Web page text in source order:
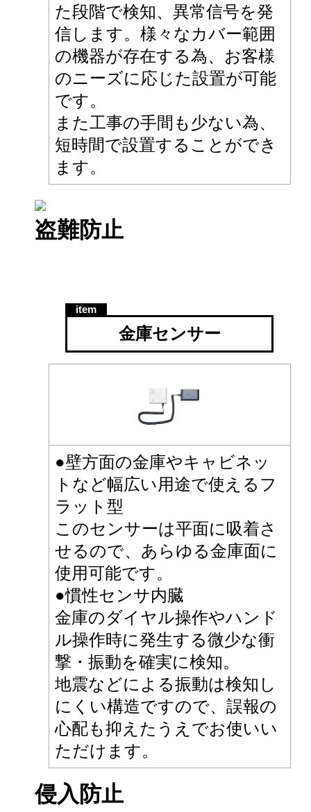
た段階で検知、異常信号を発
信します。様々なカバー範囲
の機器が存在する為、お客様
のニーズに応じた設置が可能
です。
また工事の手間も少ない為、
短時間で設置することができ
ます。
盗難防止
金庫センサー
●壁方面の金庫やキャビネッ
トなど幅広い用途で使えるフ
ラット型
このセンサーは平面に吸着さ
せるので、あらゆる金庫面に
使用可能です。
●慣性センサ内臓
金庫のダイヤル操作やハンド
ル操作時に発生する微少な衝
撃・振動を確実に検知。
地震などによる振動は検知し
にくい構造ですので、誤報の
心配も抑えたうえでお使いい
ただけます。
侵入防止